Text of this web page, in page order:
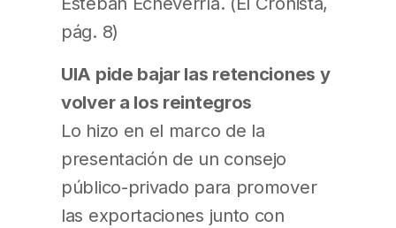
pág. 8)
UIA pide bajar las retenciones y
volver a los reintegros
Lo hizo en el marco de la
presentación de un consejo
público-privado para promover
las exportaciones junto con